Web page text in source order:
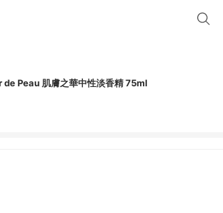
Peau 肌膚之華中性淡香精 75ml